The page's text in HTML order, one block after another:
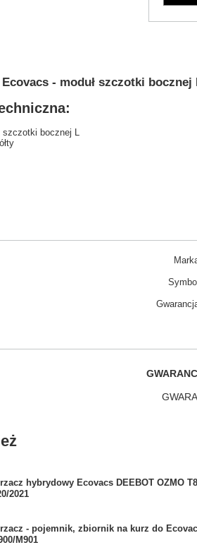
- moduł szczotki bocznej
szczotki bocznej L
Symbol
hybrydowy Ecovacs DEEBOT OZMO
2021
- pojemnik, zbiornik na kurz do
M901